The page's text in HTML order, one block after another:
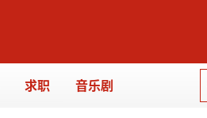
求职 音乐剧